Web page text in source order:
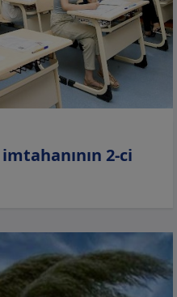
2-ci